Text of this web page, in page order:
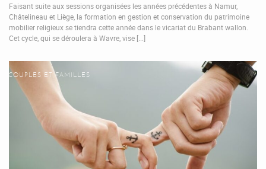
Faisant suite aux sessions organisées les années précédentes à Namur,
Châtelineau et Liège, la formation en gestion et conservation du patrimoine
mobilier religieux se tiendra cette année dans le vicariat du Brabant wallon.
Cet cycle, qui se déroulera à Wavre, vise [...]
COUPLES ET FAMILLES